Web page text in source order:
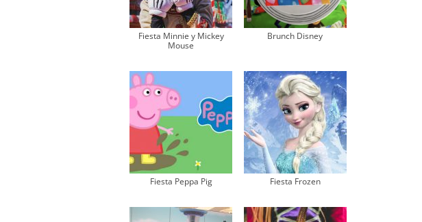
Fiesta Minnie y Mickey
Mouse
Brunch Disney
Fiesta Peppa Pig Fiesta Frozen